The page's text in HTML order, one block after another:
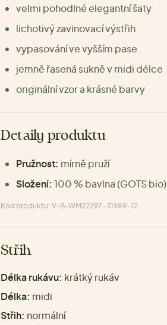
velmi pohodlné elegantní šaty
lichotivý zavinovací výstřih
vypasování ve vyšším pase
jemně řasená sukně v midi délce
originální vzor a krásné barvy
Detaily produktu
Pružnost: mírně pruží
Složení: 100 % bavlna (GOTS bio)
Kód produktu: V-B-WM22297-31989-12
Střih
Délka rukávu: krátký rukáv
Délka: midi
Střih: normální